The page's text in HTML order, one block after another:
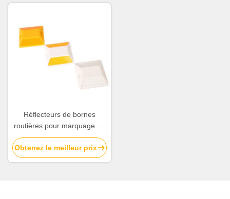
Réflecteurs de bornes
routières pour marquage de
chaussées et bornes
enrobées
Obtenez le meilleur prix